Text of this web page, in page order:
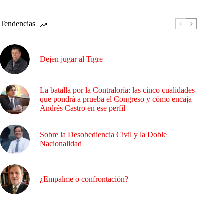
Tendencias
Dejen jugar al Tigre
La batalla por la Contraloría: las cinco cualidades
que pondrá a prueba el Congreso y cómo encaja
Andrés Castro en ese perfil
Sobre la Desobediencia Civil y la Doble
Nacionalidad
¿Empalme o confrontación?